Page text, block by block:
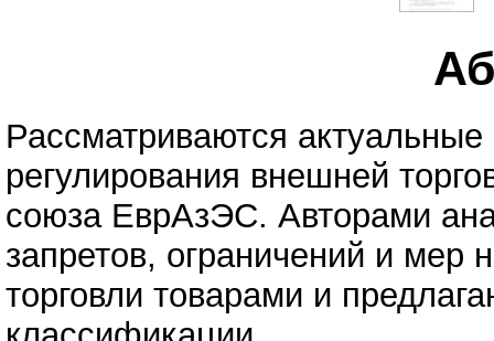
Рассматриваются
регулирования внешней
союза ЕврАзЭС. Авторами
запретов, ограничений и мер
торговли товарами и